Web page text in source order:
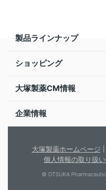
製品ラインナップ
ショッピング
大塚製薬CM情報
企業情報
大塚製薬ホームページ
個人情報の取り扱
© OTSUKA